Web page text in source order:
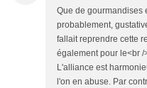
Que de gourmandises
probablement,
fallait reprendre cette
également pour le<br
L'alliance est
l'on en abuse. Par